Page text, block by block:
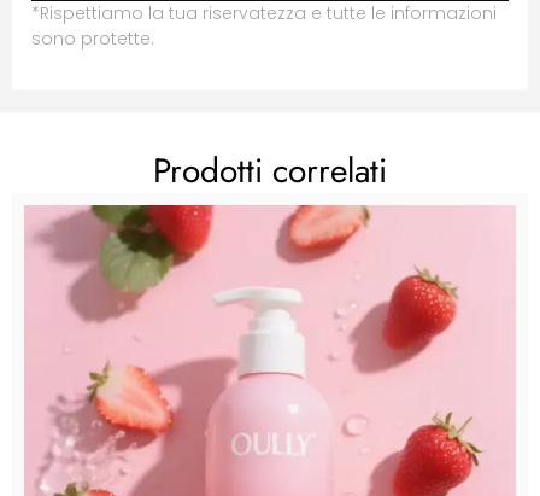
*Rispettiamo la tua riservatezza e tutte le informazioni
sono protette.
Prodotti correlati